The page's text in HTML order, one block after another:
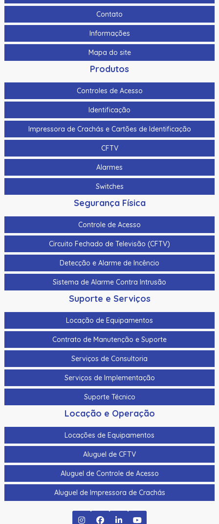
Contato
Informações
Mapa do site
Produtos
Controles de Acesso
Identificação
Impressora de Crachás e Cartões de Identificação
CFTV
Alarmes
Switches
Segurança Física
Controle de Acesso
Circuito Fechado de Televisão (CFTV)
Detecção e Alarme de Incêncio
Sistema de Alarme Contra Intrusão
Suporte e Serviços
Locação de Equipamentos
Contrato de Manutenção e Suporte
Serviços de Consultoria
Serviços de Implementação
Suporte Técnico
Locação e Operação
Locações de Equipamentos
Aluguel de CFTV
Aluguel de Controle de Acesso
Aluguel de Impressora de Crachás